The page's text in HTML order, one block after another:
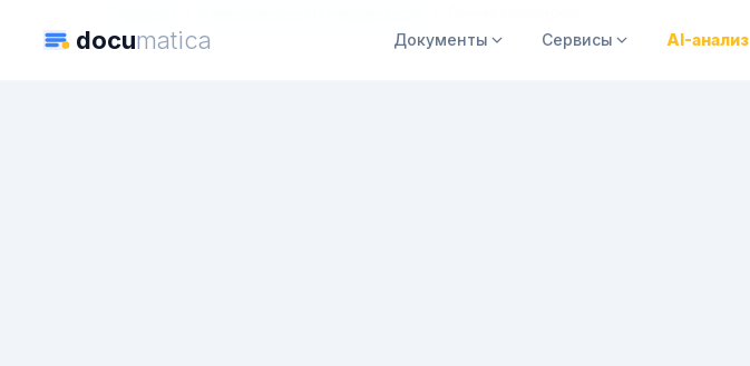
documatica Документы Сервисы AI-анализ